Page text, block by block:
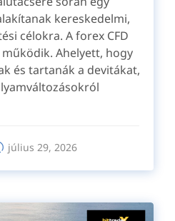
kereskedelmi,
célokra. A forex CFD
Ahelyett, hogy
és tartanák a devitákat,
július 29, 2026